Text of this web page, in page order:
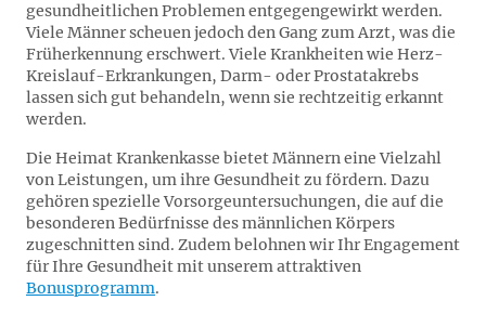
gesundheitlichen Problemen entgegengewirkt werden.
Viele Männer scheuen jedoch den Gang zum Arzt, was die
Früherkennung erschwert. Viele Krankheiten wie Herz-
Kreislauf-Erkrankungen, Darm- oder Prostatakrebs
lassen sich gut behandeln, wenn sie rechtzeitig erkannt
werden.
Die Heimat Krankenkasse bietet Männern eine Vielzahl
von Leistungen, um ihre Gesundheit zu fördern. Dazu
gehören spezielle Vorsorgeuntersuchungen, die auf die
besonderen Bedürfnisse des männlichen Körpers
zugeschnitten sind. Zudem belohnen wir Ihr Engagement
für Ihre Gesundheit mit unserem attraktiven
Bonusprogramm.